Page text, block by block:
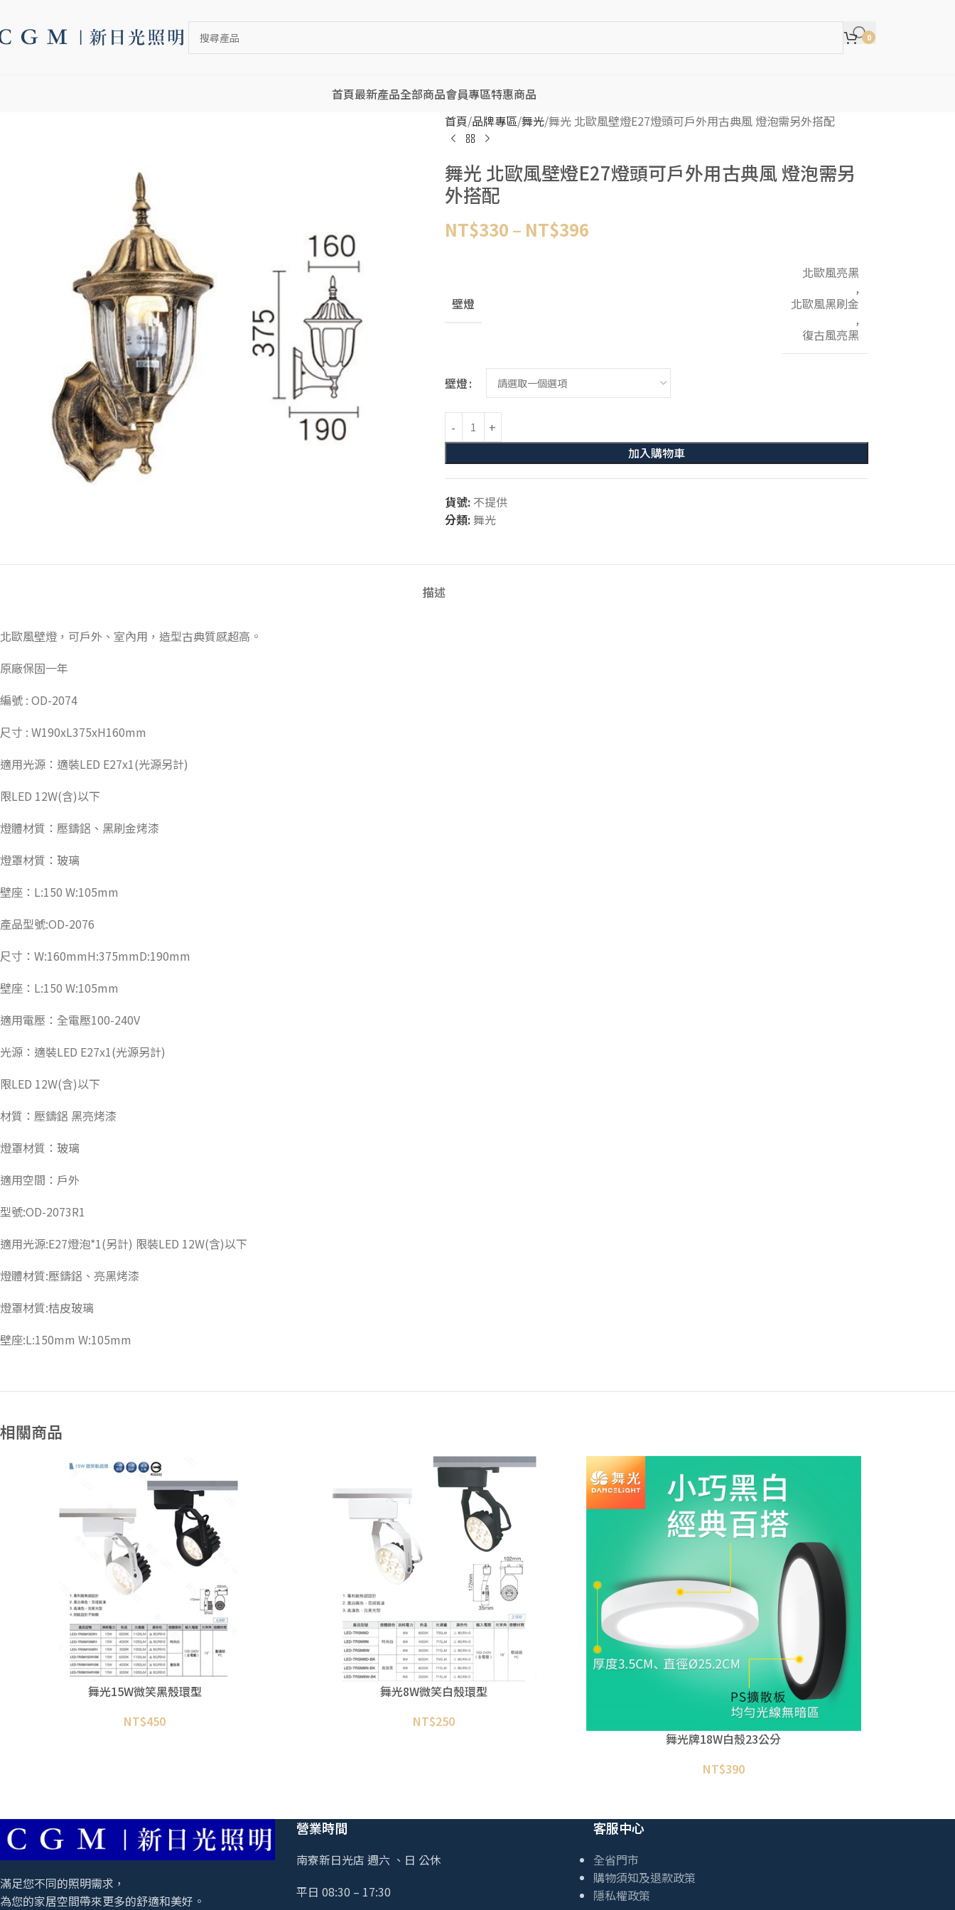
0
首頁最新產品全部商品會員專區特惠商品
首頁 品牌專區 舞光 舞光 北歐風壁燈E27燈頭可戶外用古典風 燈泡需另外搭配
舞光 北歐風壁燈E27燈頭可戶外用古典風 燈泡需另
外搭配
NT$330 – NT$396
壁燈
北歐風亮黑
,
北歐風黑刷金
,
復古風亮黑
壁燈
加入購物車
貨號: 不提供
分類: 舞光
描述
北歐風壁燈，可戶外、室內用，造型古典質感超高。
原廠保固一年
編號 : OD-2074
尺寸 : W190xL375xH160mm
適用光源：適裝LED E27x1(光源另計)
限LED 12W(含)以下
燈體材質：壓鑄鋁、黑刷金烤漆
燈罩材質：玻璃
壁座：L:150 W:105mm
產品型號:OD-2076
尺寸：W:160mmH:375mmD:190mm
壁座：L:150 W:105mm
適用電壓：全電壓100-240V
光源：適裝LED E27x1(光源另計)
限LED 12W(含)以下
材質：壓鑄鋁 黑亮烤漆
燈罩材質：玻璃
適用空間：戶外
型號:OD-2073R1
適用光源:E27燈泡*1(另計) 限裝LED 12W(含)以下
燈體材質:壓鑄鋁、亮黑烤漆
燈罩材質:桔皮玻璃
壁座:L:150mm W:105mm
相關商品
舞光15W微笑黑殼環型
NT$450
舞光8W微笑白殼環型
NT$250
舞光牌18W白殼23公分
NT$390
滿足您不同的照明需求，
為您的家居空間帶來更多的舒適和美好。
營業時間
南寮新日光店 週六 、日 公休
平日 08:30 – 17:30
客服中心
全省門市
購物須知及退款政策
隱私權政策